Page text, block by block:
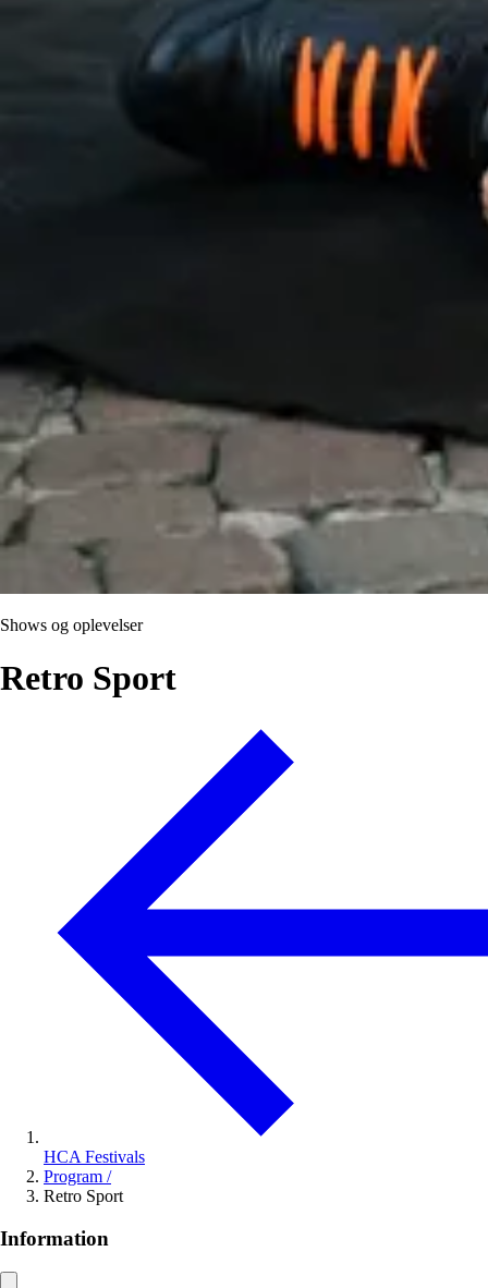
Shows og oplevelser
Retro Sport
HCA Festivals
Program /
Retro Sport
Information